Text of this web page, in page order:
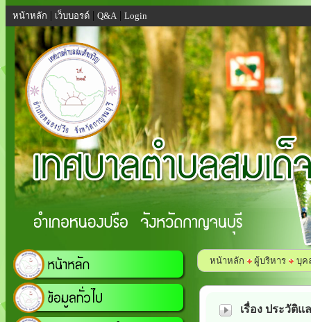
หน้าหลัก | เว็บบอรด์ | Q&A | Login
หน้าหลัก ผู้บริหาร บุค
เรื่อง ประวัติ